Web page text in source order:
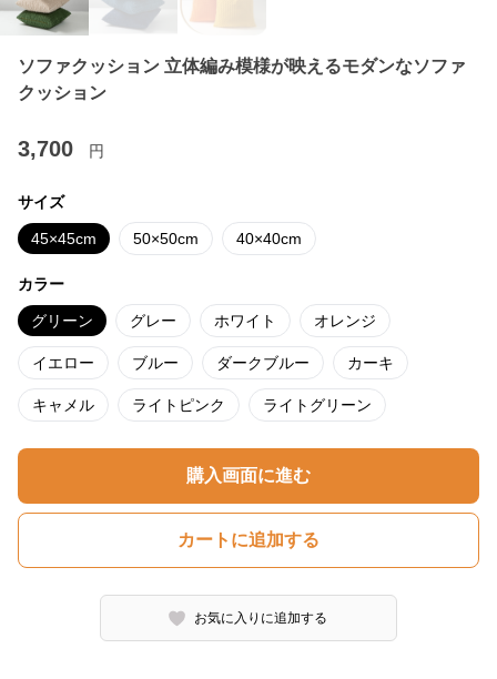
ソファクッション 立体編み模様が映えるモダンなソファ
クッション
3,700 円
サイズ
45×45cm 50×50cm 40×40cm
カラー
グリーン グレー ホワイト オレンジ
イエロー ブルー ダークブルー カーキ
キャメル ライトピンク ライトグリーン
購入画面に進む
カートに追加する
お気に入りに追加する